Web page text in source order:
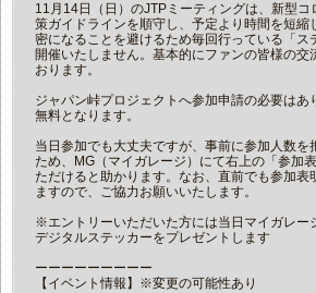
11月14日（日）のJTPミーティングは、新型コ
策ガイドラインを順守し、予定より時間を短縮
密になることを避けるため毎回行っている「ス
開催いたしません。基本的にファンの皆様の交
おります。
ジャパン峠プロジェクトへ参加申請の必要はあ
無料となります。
当日参加でも大丈夫ですが、事前に参加人数を
ため、MG（マイガレージ）にて右上の「参加
ただけると助かります。なお、直前でも参加表
ますので、ご協力お願いいたします。
※エントリーいただいた方には当日マイガレー
デジタルステッカーをプレゼントします
ーーーーーーーーー
【イベント情報】※変更の可能性あり